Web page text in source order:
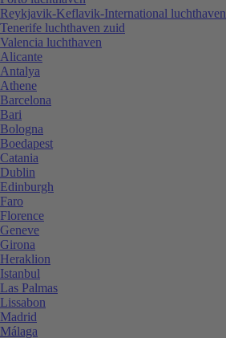
Reykjavik-Keflavik-International luchthaven
Tenerife luchthaven zuid
Valencia luchthaven
Alicante
Antalya
Athene
Barcelona
Bari
Bologna
Boedapest
Catania
Dublin
Edinburgh
Faro
Florence
Geneve
Girona
Heraklion
Istanbul
Las Palmas
Lissabon
Madrid
Málaga